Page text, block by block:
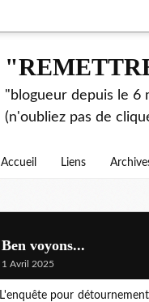
"blogueur depuis le 6
(n'oubliez pas de
Accueil Liens
Ben voyons...
1 Avril 2025
L'enquête pour